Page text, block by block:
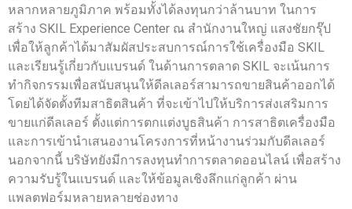
หลากหลายภูมิภาค พร้อมทั้งได้ลงทุนกว่าล้านบาท ในการ
สร้าง SKIL Experience Center ณ สำนักงานใหญ่ แสงชัยกรุ๊ป
เพื่อให้ลูกค้าได้มาสัมผัสประสบการณ์การใช้เครื่องมือ SKIL
และเรียนรู้เกี่ยวกับแบรนด์ ในด้านการตลาด SKIL จะเน้นการ
ทำกิจกรรมเพื่อสนับสนุนให้ดีลเลอร์สามารถขายสินค้าออกได้
โดยได้จัดตั้งทีมสาธิตสินค้า ที่จะเข้าไปให้บริการส่งเสริมการ
ขายแก่ดีลเลอร์ ตั้งแต่การตกแต่งบูธสินค้า การสาธิตเครื่องมือ
และการเข้านำเสนองานโครงการที่หน้างานร่วมกับดีลเลอร์
นอกจากนี้ บริษัทยังมีการลงทุนทำการตลาดออนไลน์ เพื่อสร้าง
ความรับรู้ในแบรนด์ และให้ข้อมูลเชิงลึกแก่ลูกค้า ผ่าน
แพลตฟอร์มหลายหลายช่องทาง